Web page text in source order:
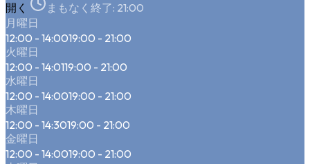
開く まもなく終了: 21:00
月曜日
12:00 - 14:0019:00 - 21:00
火曜日
12:00 - 14:0119:00 - 21:00
水曜日
12:00 - 14:0019:00 - 21:00
木曜日
12:00 - 14:3019:00 - 21:00
金曜日
12:00 - 14:0019:00 - 21:00